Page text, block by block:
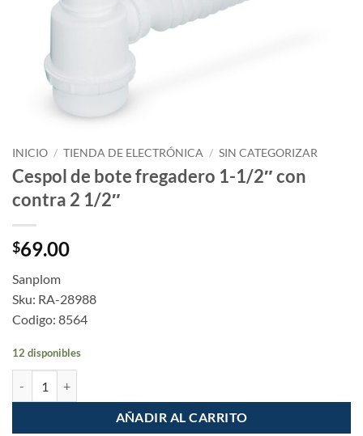
INICIO / TIENDA DE ELECTRÓNICA / SIN CATEGORIZAR
Cespol de bote fregadero 1-1/2″ con
contra 2 1/2″
$69.00
Sanplom
Sku: RA-28988
Codigo: 8564
12 disponibles
AÑADIR AL CARRITO